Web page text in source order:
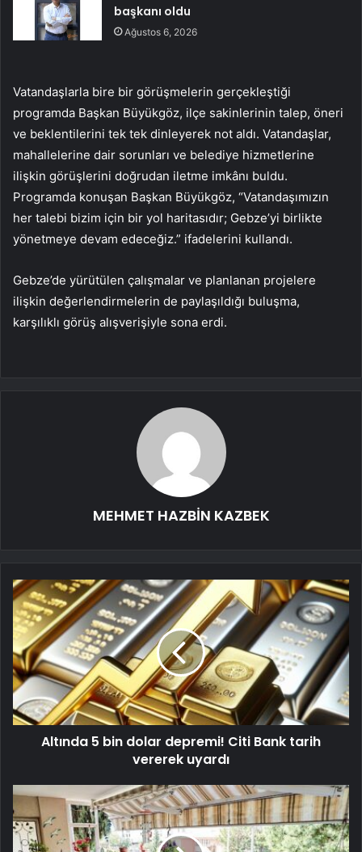
başkanı oldu
Ağustos 6, 2026
Vatandaşlarla bire bir görüşmelerin gerçekleştiği
programda Başkan Büyükgöz, ilçe sakinlerinin talep, öneri
ve beklentilerini tek tek dinleyerek not aldı. Vatandaşlar,
mahallelerine dair sorunları ve belediye hizmetlerine
ilişkin görüşlerini doğrudan iletme imkânı buldu.
Programda konuşan Başkan Büyükgöz, “Vatandaşımızın
her talebi bizim için bir yol haritasıdır; Gebze’yi birlikte
yönetmeye devam edeceğiz.” ifadelerini kullandı.
Gebze’de yürütülen çalışmalar ve planlanan projelere
ilişkin değerlendirmelerin de paylaşıldığı buluşma,
karşılıklı görüş alışverişiyle sona erdi.
MEHMET HAZBİN KAZBEK
Altında 5 bin dolar depremi! Citi Bank tarih
vererek uyardı